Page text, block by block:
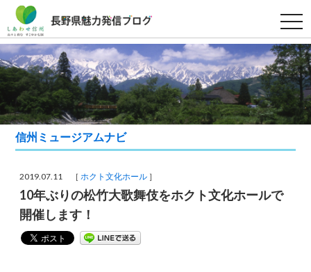
t
o
g
g
l
e
n
a
v
g
i
信州ミュージアムナビ
2019.07.11 ［ホクト文化ホール ］
10年ぶりの松竹大歌舞伎をホクト文化ホールで
開催します！